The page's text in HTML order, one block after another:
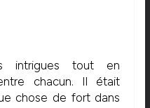
intrigues tout en
chacun. Il était
chose de fort dans